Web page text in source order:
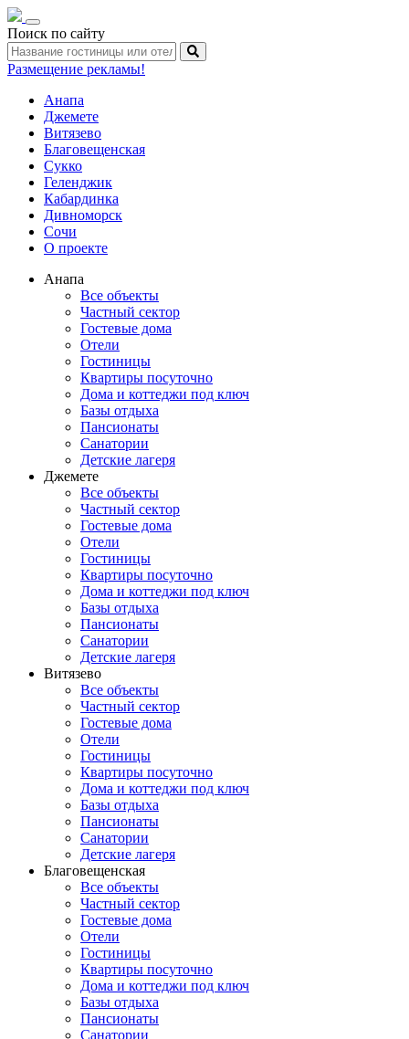
Toggle
navigation
Поиск по сайту
Размещение рекламы!
Анапа
Джемете
Витязево
Благовещенская
Сукко
Геленджик
Кабардинка
Дивноморск
Сочи
О проекте
Анапа
Все объекты
Частный сектор
Гостевые дома
Отели
Гостиницы
Квартиры посуточно
Дома и коттеджи под ключ
Базы отдыха
Пансионаты
Санатории
Детские лагеря
Джемете
Все объекты
Частный сектор
Гостевые дома
Отели
Гостиницы
Квартиры посуточно
Дома и коттеджи под ключ
Базы отдыха
Пансионаты
Санатории
Детские лагеря
Витязево
Все объекты
Частный сектор
Гостевые дома
Отели
Гостиницы
Квартиры посуточно
Дома и коттеджи под ключ
Базы отдыха
Пансионаты
Санатории
Детские лагеря
Благовещенская
Все объекты
Частный сектор
Гостевые дома
Отели
Гостиницы
Квартиры посуточно
Дома и коттеджи под ключ
Базы отдыха
Пансионаты
Санатории